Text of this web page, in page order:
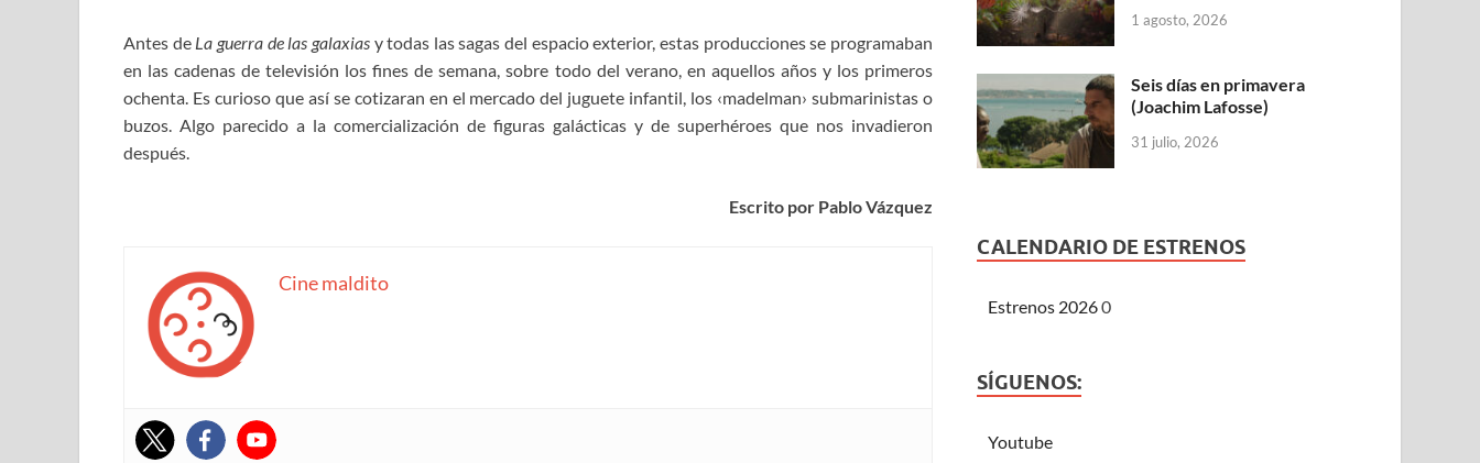
Antes de La guerra de las galaxias y todas las sagas del espacio exterior, estas producciones se programaban
en las cadenas de televisión los fines de semana, sobre todo del verano, en aquellos años y los primeros
ochenta. Es curioso que así se cotizaran en el mercado del juguete infantil, los ‹madelman› submarinistas o
buzos. Algo parecido a la comercialización de figuras galácticas y de superhéroes que nos invadieron
después.
Escrito por Pablo Vázquez
Cine maldito
1 agosto, 2026
Seis días en primavera
(Joachim Lafosse)
31 julio, 2026
CALENDARIO DE ESTRENOS
Estrenos 20260
SÍGUENOS:
Youtube